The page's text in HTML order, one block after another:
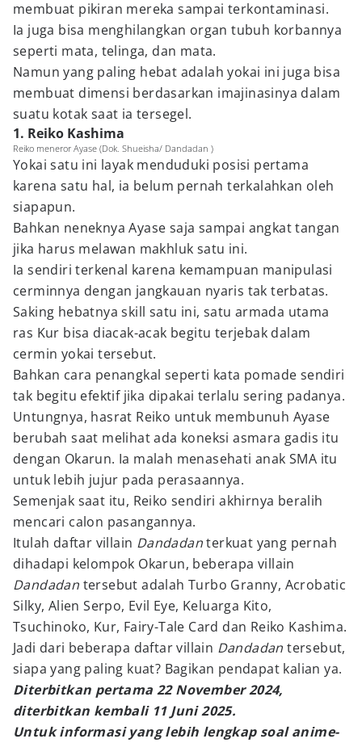
membuat pikiran mereka sampai terkontaminasi.
Ia juga bisa menghilangkan organ tubuh korbannya
seperti mata, telinga, dan mata.
Namun yang paling hebat adalah yokai ini juga bisa
membuat dimensi berdasarkan imajinasinya dalam
suatu kotak saat ia tersegel.
1. Reiko Kashima
Reiko meneror Ayase (Dok. Shueisha/ Dandadan )
Yokai satu ini layak menduduki posisi pertama
karena satu hal, ia belum pernah terkalahkan oleh
siapapun.
Bahkan neneknya Ayase saja sampai angkat tangan
jika harus melawan makhluk satu ini.
Ia sendiri terkenal karena kemampuan manipulasi
cerminnya dengan jangkauan nyaris tak terbatas.
Saking hebatnya skill satu ini, satu armada utama
ras Kur bisa diacak-acak begitu terjebak dalam
cermin yokai tersebut.
Bahkan cara penangkal seperti kata pomade sendiri
tak begitu efektif jika dipakai terlalu sering padanya.
Untungnya, hasrat Reiko untuk membunuh Ayase
berubah saat melihat ada koneksi asmara gadis itu
dengan Okarun. Ia malah menasehati anak SMA itu
untuk lebih jujur pada perasaannya.
Semenjak saat itu, Reiko sendiri akhirnya beralih
mencari calon pasangannya.
Itulah daftar villain Dandadanterkuat yang pernah
dihadapi kelompok Okarun, beberapa villain
Dandadan tersebut adalah Turbo Granny, Acrobatic
Silky, Alien Serpo, Evil Eye, Keluarga Kito,
Tsuchinoko, Kur, Fairy-Tale Card dan Reiko Kashima.
Jadi dari beberapa daftar villain Dandadan tersebut,
siapa yang paling kuat? Bagikan pendapat kalian ya.
Diterbitkan pertama 22 November 2024,
diterbitkan kembali 11 Juni 2025.
Untuk informasi yang lebih lengkap soal anime-